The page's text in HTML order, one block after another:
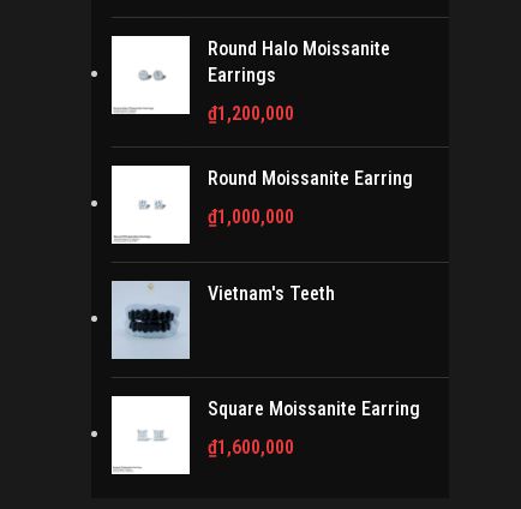
Round Halo Moissanite
Earrings
₫1,200,000
Round Moissanite Earring
₫1,000,000
Vietnam's Teeth
Square Moissanite Earring
₫1,600,000